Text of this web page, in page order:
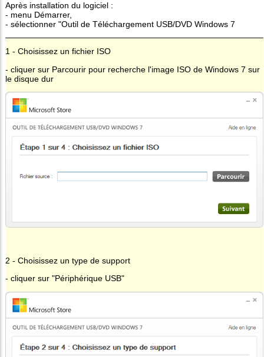
Après installation du logiciel :
- menu Démarrer,
- sélectionner "Outil de Téléchargement USB/DVD Windows 7
1 - Choisissez un fichier ISO
- cliquer sur Parcourir pour recherche l'image ISO de Windows 7 sur
le disque dur
2 - Choisissez un type de support
- cliquer sur "Périphérique USB"